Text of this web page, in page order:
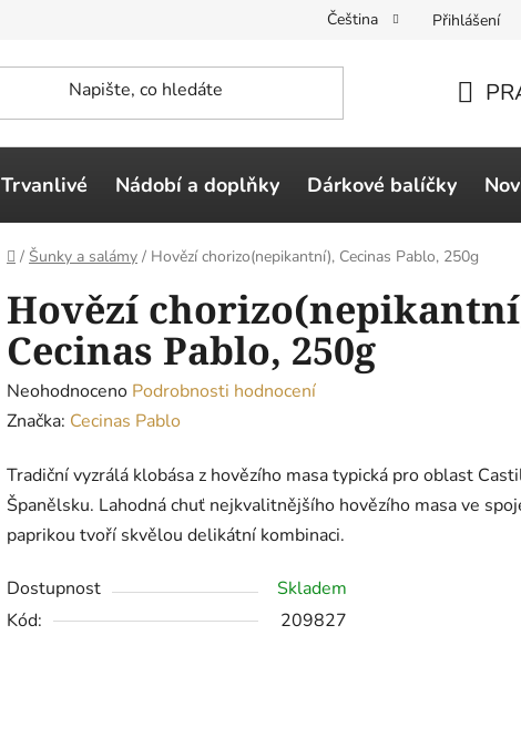
Čeština Přihlášení
KOŠÍK
Trvanlivé Nádobí a doplňky Dárkové balíčky
Domů
/ Šunky a salámy / Hovězí chorizo(nepikantní), Cecinas Pablo, 250g
Hovězí
Cecinas Pablo, 250g
Průměrné
hodnocení
je
0,0
z
hvězdiček.
Neohodnoceno Podrobnosti hodnocení
Značka: Cecinas Pablo
Tradiční vyzrálá klobása z hovězího masa typická pro oblast
Španělsku. Lahodná chuť nejkvalitnějšího hovězího masa ve
paprikou tvoří skvělou delikátní kombinaci.
Dostupnost
Skladem
Kód:
209827